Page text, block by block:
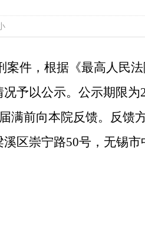
件，根据《最高人民
予以公示。公示期限为
满前向本院反馈。反馈
区崇宁路50号，无锡市